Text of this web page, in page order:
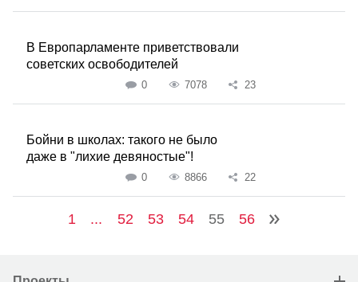
В Европарламенте приветствовали
советских освободителей
0 7078 23
Бойни в школах: такого не было
даже в "лихие девяностые"!
0 8866 22
1 ... 52 53 54 55 56